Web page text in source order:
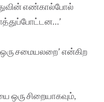
எண்கால்போல்
சமையலறை’ என்கிற
சிறையாகவும்,